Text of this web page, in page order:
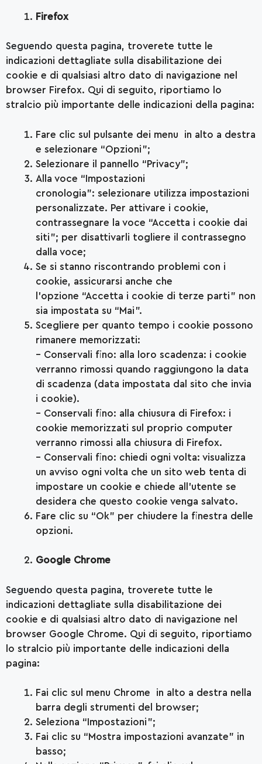
Firefox
Seguendo questa pagina, troverete tutte le
indicazioni dettagliate sulla disabilitazione dei
cookie e di qualsiasi altro dato di navigazione nel
browser Firefox. Qui di seguito, riportiamo lo
stralcio più importante delle indicazioni della pagina:
Fare clic sul pulsante dei menu in alto a destra
e selezionare “Opzioni”;
Selezionare il pannello “Privacy”;
Alla voce “Impostazioni
cronologia”: selezionare utilizza impostazioni
personalizzate. Per attivare i cookie,
contrassegnare la voce “Accetta i cookie dai
siti”; per disattivarli togliere il contrassegno
dalla voce;
Se si stanno riscontrando problemi con i
cookie, assicurarsi anche che
l’opzione “Accetta i cookie di terze parti” non
sia impostata su “Mai”.
Scegliere per quanto tempo i cookie possono
rimanere memorizzati:
– Conservali fino: alla loro scadenza: i cookie
verranno rimossi quando raggiungono la data
di scadenza (data impostata dal sito che invia
i cookie).
– Conservali fino: alla chiusura di Firefox: i
cookie memorizzati sul proprio computer
verranno rimossi alla chiusura di Firefox.
– Conservali fino: chiedi ogni volta: visualizza
un avviso ogni volta che un sito web tenta di
impostare un cookie e chiede all’utente se
desidera che questo cookie venga salvato.
Fare clic su “Ok” per chiudere la finestra delle
opzioni.
Google Chrome
Seguendo questa pagina, troverete tutte le
indicazioni dettagliate sulla disabilitazione dei
cookie e di qualsiasi altro dato di navigazione nel
browser Google Chrome. Qui di seguito, riportiamo
lo stralcio più importante delle indicazioni della
pagina:
Fai clic sul menu Chrome in alto a destra nella
barra degli strumenti del browser;
Seleziona “Impostazioni”;
Fai clic su “Mostra impostazioni avanzate” in
basso;